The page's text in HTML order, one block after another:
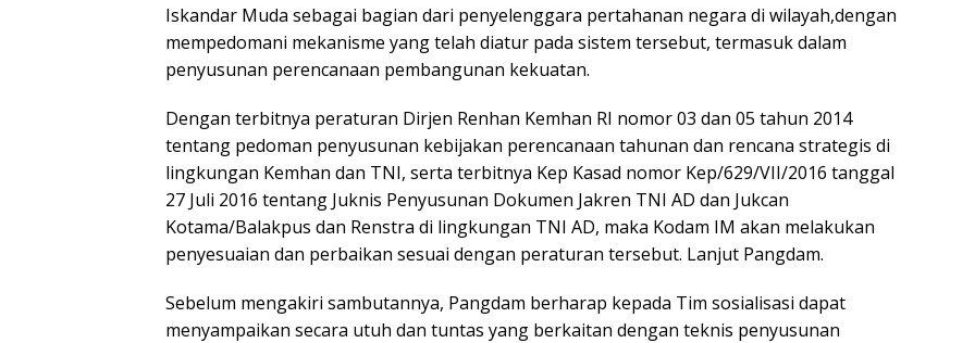
Iskandar Muda sebagai bagian dari penyelenggara pertahanan negara di wilayah,dengan
mempedomani mekanisme yang telah diatur pada sistem tersebut, termasuk dalam
penyusunan perencanaan pembangunan kekuatan.
Dengan terbitnya peraturan Dirjen Renhan Kemhan RI nomor 03 dan 05 tahun 2014
tentang pedoman penyusunan kebijakan perencanaan tahunan dan rencana strategis di
lingkungan Kemhan dan TNI, serta terbitnya Kep Kasad nomor Kep/629/VII/2016 tanggal
27 Juli 2016 tentang Juknis Penyusunan Dokumen Jakren TNI AD dan Jukcan
Kotama/Balakpus dan Renstra di lingkungan TNI AD, maka Kodam IM akan melakukan
penyesuaian dan perbaikan sesuai dengan peraturan tersebut. Lanjut Pangdam.
Sebelum mengakiri sambutannya, Pangdam berharap kepada Tim sosialisasi dapat
menyampaikan secara utuh dan tuntas yang berkaitan dengan teknis penyusunan